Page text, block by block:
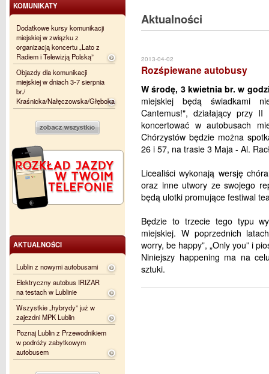
Aktualności
2013-04-02
Rozśpiewane autobusy
W środę, 3 kwietnia br. w
miejskiej będą świadkami
Cantemus!", działający przy
koncertować w autobusach
Chórzystów będzie można
26 i 57, na trasie 3 Maja - Al.
Licealiści wykonają wersję
oraz inne utwory ze swojego
będą ulotki promujące festiwal
Będzie to trzecie tego typu
miejskiej. W poprzednich
worry, be happy”, „Only you” i
Niniejszy happening ma na
sztuki.
KOMUNIKATY
Dodatkowe kursy komunikacji
miejskiej w związku z
organizacją koncertu „Lato z
Radiem i Telewizją Polską”
Objazdy dla komunikacji
miejskiej w dniach 3-7 sierpnia
br./
Kraśnicka/Nałęczowska/Głęboka
AKTUALNOŚCI
Lublin z nowymi autobusami
Elektryczny autobus IRIZAR
na testach w Lublinie
Wszystkie „hybrydy” już w
zajezdni MPK Lublin
Poznaj Lublin z Przewodnikiem
w podróży zabytkowym
autobusem